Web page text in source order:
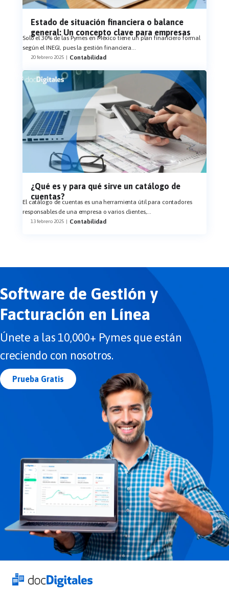
Estado de situación financiera o balance
general: Un concepto clave para empresas
Solo el 30% de las Pymes en México tiene un plan financiero formal
según el INEGI, pues la gestión financiera...
20 febrero 2025 Contabilidad
¿Qué es y para qué sirve un catálogo de
cuentas?
El catálogo de cuentas es una herramienta útil para contadores
responsables de una empresa o varios clientes,...
13 febrero 2025 Contabilidad
Software de Gestión y
Facturación en Línea
Únete a las 10,000+ Pymes que están
creciendo con nosotros.
Prueba Gratis